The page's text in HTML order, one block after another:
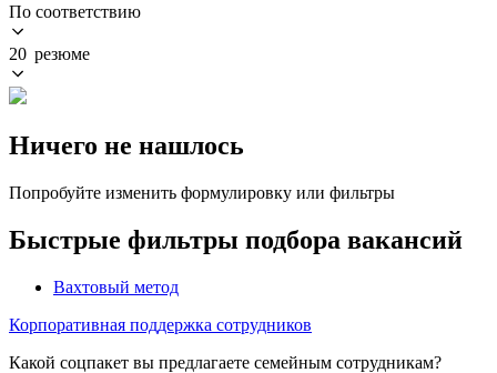
По соответствию
20 резюме
Ничего не нашлось
Попробуйте изменить формулировку или фильтры
Быстрые фильтры подбора вакансий
Вахтовый метод
Корпоративная поддержка сотрудников
Какой соцпакет вы предлагаете семейным сотрудникам?